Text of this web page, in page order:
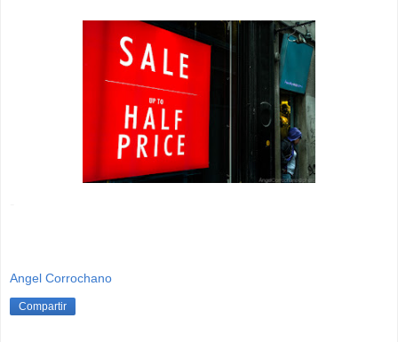
Angel Corrochano
Compartir